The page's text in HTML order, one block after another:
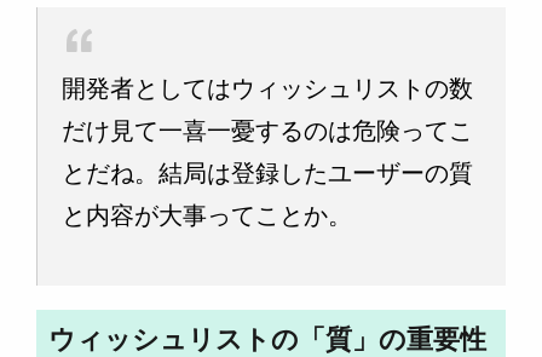
開発者としてはウィッシュリストの数
だけ見て一喜一憂するのは危険ってこ
とだね。結局は登録したユーザーの質
と内容が大事ってことか。
ウィッシュリストの「質」の重要性